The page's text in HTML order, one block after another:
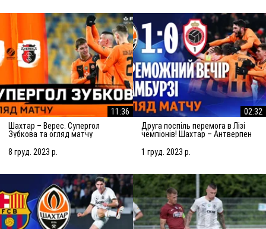
11:36
Шахтар – Верес. Супергол
Зубкова та огляд матчу
8 груд. 2023 р.
02:32
Друга поспіль перемога в Лізі
чемпіонів! Шахтар – Антверпен
1 груд. 2023 р.